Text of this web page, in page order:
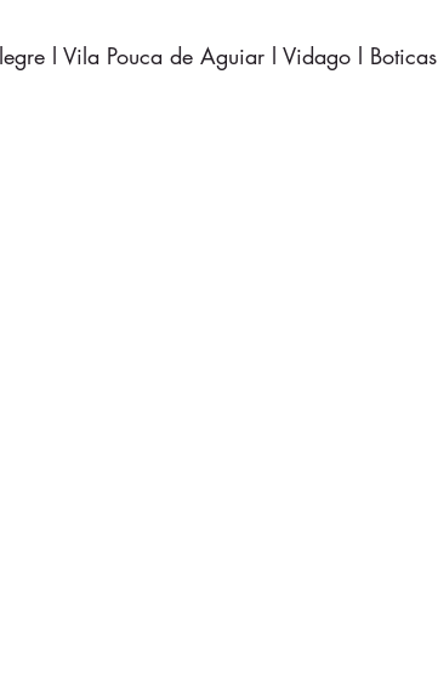
l Vila Pouca de Aguiar l Vidago l Boticas